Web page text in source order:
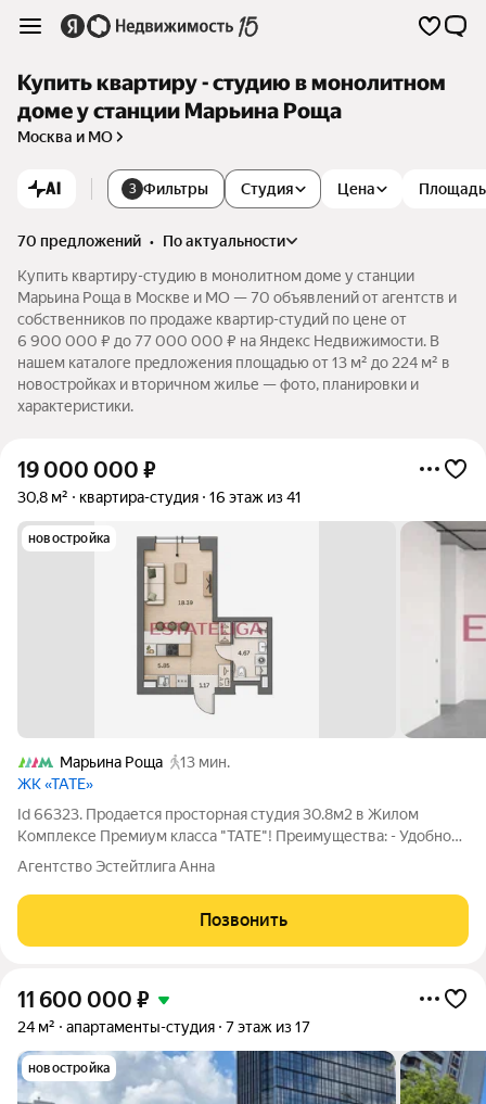
Купить квартиру - студию в монолитном
доме у станции Марьина Роща
Москва и МО
AI 3 Фильтры Студия Цена Площадь
70 предложений •
по актуальности
Купить квартиру-студию в монолитном доме у станции
Марьина Роща в Москве и МО — 70 объявлений от агентств и
собственников по продаже квартир-студий по цене от
6 900 000 ₽ до 77 000 000 ₽ на Яндекс Недвижимости. В
нашем каталоге предложения площадью от 13 м² до 224 м² в
новостройках и вторичном жилье — фото, планировки и
характеристики.
19 000 000 ₽
30,8 м² квартира-студия 16 этаж из 41
новостройка
Марьина Роща
13 мин.
ЖК «ТАТЕ»
Id 66323. Продается просторная студия 30.8м2 в Жилом
Комплексе Премиум класса "TATE"! Преимущества: - Удобное
и логичное зонирование пространства! Планировка: кухня
в пол! - Видовые
Агентство Эстейтлига Анна
Позвонить
11 600 000 ₽
24 м² апартаменты-студия 7 этаж из 17
новостройка